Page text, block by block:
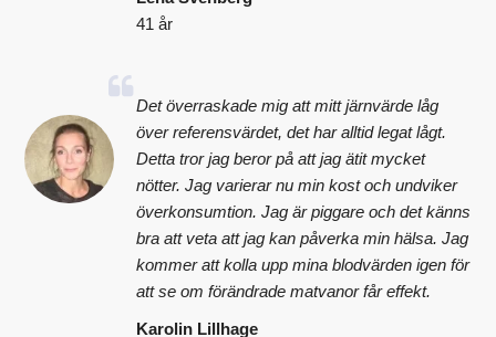
41 år
Det överraskade mig att mitt järnvärde låg
över referensvärdet, det har alltid legat lågt.
Detta tror jag beror på att jag ätit mycket
nötter. Jag varierar nu min kost och undviker
överkonsumtion. Jag är piggare och det känns
bra att veta att jag kan påverka min hälsa. Jag
kommer att kolla upp mina blodvärden igen för
att se om förändrade matvanor får effekt.
Karolin Lillhage